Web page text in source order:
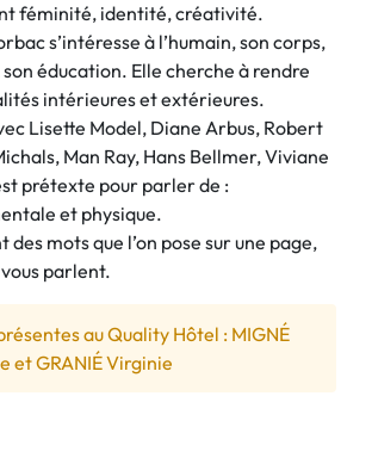
féminité, identité, créativité.
s’intéresse à l’humain, son corps,
éducation. Elle cherche à rendre
intérieures et extérieures.
Lisette Model, Diane Arbus, Robert
Man Ray, Hans Bellmer, Viviane
prétexte pour parler de :
et physique.
des mots que l’on pose sur une page,
parlent.
au Quality Hôtel : MIGNÉ
et GRANIÉ Virginie